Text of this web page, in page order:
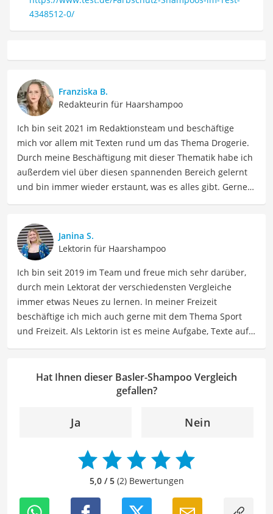
4348512-0/
Franziska B.
Redakteurin für Haarshampoo
Ich bin seit 2021 im Redaktionsteam und beschäftige
mich vor allem mit Texten rund um das Thema Drogerie.
Durch meine Beschäftigung mit dieser Thematik habe ich
außerdem viel über diesen spannenden Bereich gelernt
und bin immer wieder erstaunt, was es alles gibt. Gerne
über Beauty- sowie Pflegeprodukte, Gesundheitsartikel,
Haushaltswaren und vieles mehr. Meine Beiträge
umfassen Produktvergleiche, Tipps, Trends und
Empfehlungen, um Lesern dabei zu helfen, die besten
Produkte für ihre Bedürfnisse zu finden sowie sowohl ihre
Schönheits- als auch Pflegeroutine zu optimieren.
Der Basler-Shampoo-Vergleich ist aus unserer Sicht
besonders empfehlenswert fürFrauenundHaarpflege-
Janina S.
Lektorin für Haarshampoo
Ich bin seit 2019 im Team und freue mich sehr darüber,
durch mein Lektorat der verschiedensten Vergleiche
immer etwas Neues zu lernen. In meiner Freizeit
beschäftige ich mich auch gerne mit dem Thema Sport
und Freizeit. Als Lektorin ist es meine Aufgabe, Texte auf
Autoren dabei zu helfen, ihre Botschaften klar und
effektiv zu kommunizieren. Durch meine Leidenschaft für
Interessen, bringe ich frische Perspektiven sowie neue
dass die Texte sowohl qualitativ hochwertig als auch
ansprechend sind.
Hat Ihnen dieser Basler-Shampoo Vergleich
gefallen?
Ja Nein
5,0 / 5(2) Bewertungen